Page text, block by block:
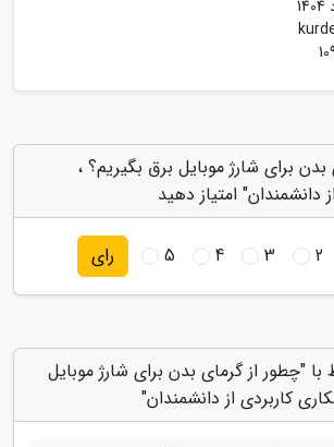
برای شارژ موبایل برق بگیریم؟ ،
دانشمندان" امتیاز دهید
2
3
4
5 رای
"چطور از گرمای بدن برای شارژ موبایل
کاربردی از دانشمندان"